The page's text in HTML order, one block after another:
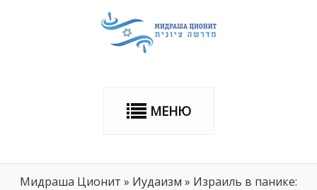
МЕНЮ
Мидраша Ционит » Иудаизм » Израиль в панике: